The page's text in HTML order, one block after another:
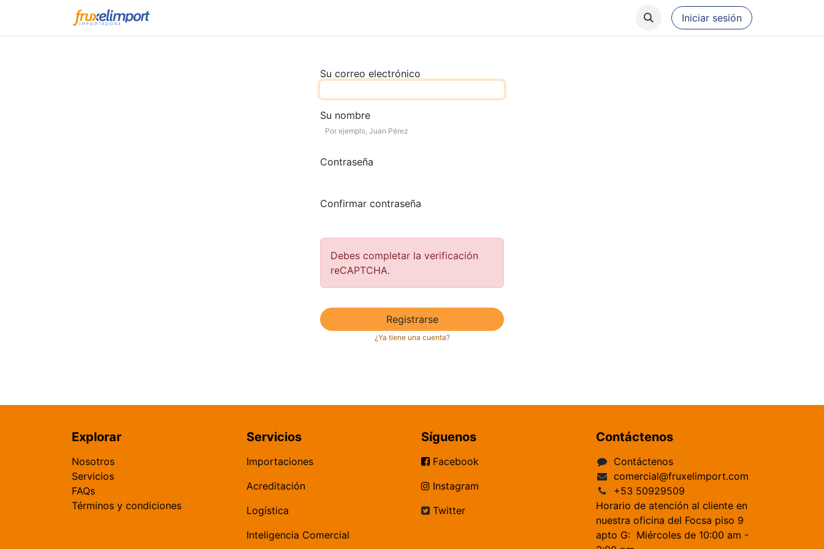
Iniciar sesión
Su correo electrónico
Su nombre
Contraseña
Confirmar contraseña
Debes completar la verificación
reCAPTCHA.
Registrarse
¿Ya tiene una cuenta?
Explorar
​Nosotros​​
Servicios
FAQs
​Términos y condiciones
Servicios
​​​​​​​​​​I​m​por​t​a​c​i​o​ne​s​
​Acreditación​
​Logística​
Inteligencia Comercial
Síguenos
​​​​​​​​​​ Facebook
Instagram
Twitter
Contáctenos
Contáctenos
comercial@fruxelimport.com
+53 50929509
Horario de atención al cliente en
nuestra oficina del Focsa piso 9
apto G: Miércoles de 10:00 am -